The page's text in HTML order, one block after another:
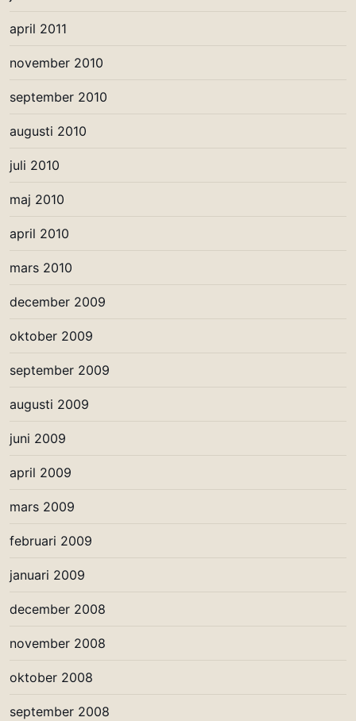
april 2011
november 2010
september 2010
augusti 2010
juli 2010
maj 2010
april 2010
mars 2010
december 2009
oktober 2009
september 2009
augusti 2009
juni 2009
april 2009
mars 2009
februari 2009
januari 2009
december 2008
november 2008
oktober 2008
september 2008